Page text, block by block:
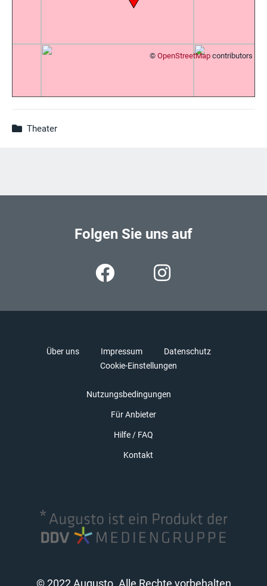
© OpenStreetMap contributors
Theater
Folgen Sie uns auf
Über uns Impressum
Datenschutz
Cookie-Einstellungen
Nutzungsbedingungen
Für Anbieter
Hilfe / FAQ
Kontakt
© 2022 Augusto. Alle Rechte vorbehalten